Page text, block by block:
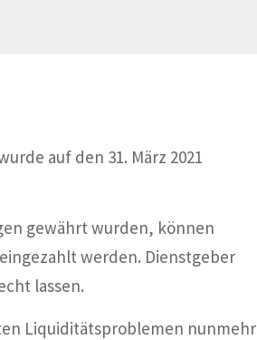
auf den 31. März 2021
gewährt wurden, können
werden. Dienstgeber
lassen.
Liquiditätsproblemen nunmehr